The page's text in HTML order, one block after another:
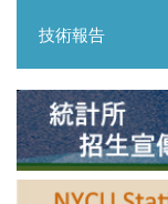
技術報告